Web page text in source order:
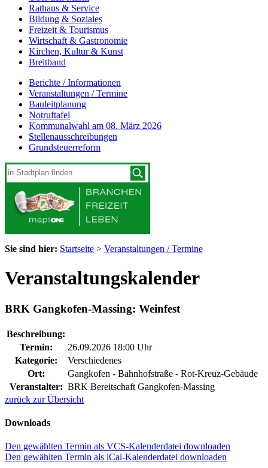
Rathaus & Service
Bildung & Soziales
Freizeit & Tourismus
Wirtschaft & Gastronomie
Kirchen, Kultur & Kunst
Breitband
Berichte / Informationen
Veranstaltungen / Termine
Bauleitplanung
Notruftafel
Kommunalwahl am 08. März 2026
Stellenausschreibungen
Grundsteuerreform
Sie sind hier: Startseite > Veranstaltungen / Termine
Veranstaltungskalender
BRK Gangkofen-Massing: Weinfest
Beschreibung:
Termin:
26.09.2026 18:00 Uhr
Kategorie:
Verschiedenes
Ort:
Gangkofen - Bahnhofstraße - Rot-Kreuz-Gebäude
Veranstalter: BRK Bereitschaft Gangkofen-Massing
zurück zur Übersicht
Downloads
Den gewählten Termin als VCS-Kalenderdatei downloaden
Den gewählten Termin als iCal-Kalenderdatei downloaden